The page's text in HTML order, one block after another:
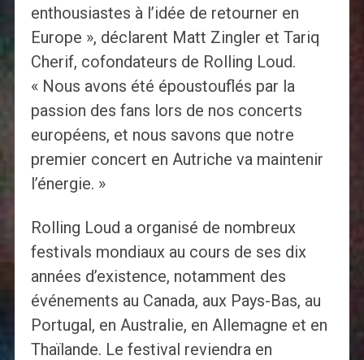
enthousiastes à l’idée de retourner en
Europe », déclarent Matt Zingler et Tariq
Cherif, cofondateurs de Rolling Loud.
« Nous avons été époustouflés par la
passion des fans lors de nos concerts
européens, et nous savons que notre
premier concert en Autriche va maintenir
l’énergie. »
Rolling Loud a organisé de nombreux
festivals mondiaux au cours de ses dix
années d’existence, notamment des
événements au Canada, aux Pays-Bas, au
Portugal, en Australie, en Allemagne et en
Thaïlande. Le festival reviendra en